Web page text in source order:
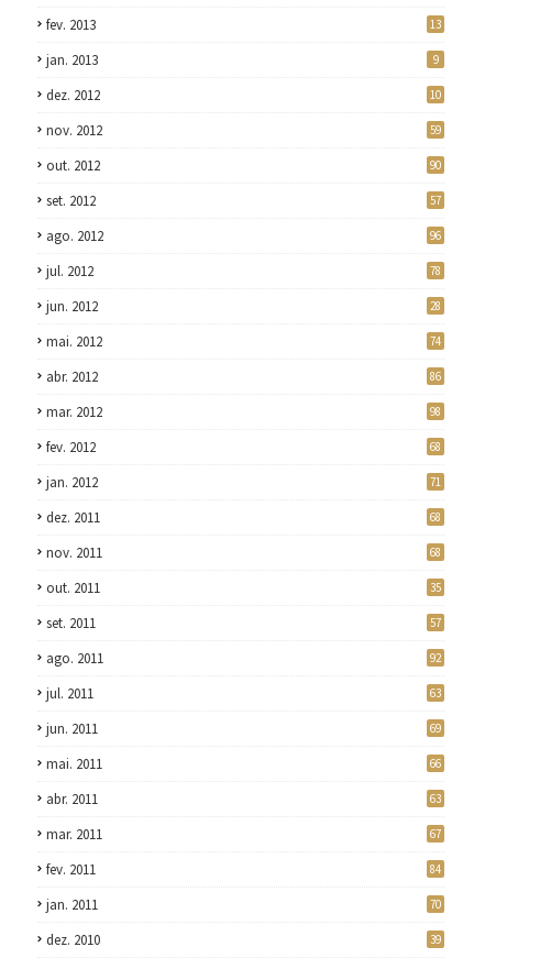
fev. 2013 13
jan. 2013 9
dez. 2012 10
nov. 2012 59
out. 2012 90
set. 2012 57
ago. 2012 96
jul. 2012 78
jun. 2012 28
mai. 2012 74
abr. 2012 86
mar. 2012 98
fev. 2012 68
jan. 2012 71
dez. 2011 68
nov. 2011 68
out. 2011 35
set. 2011 57
ago. 2011 92
jul. 2011 63
jun. 2011 69
mai. 2011 66
abr. 2011 63
mar. 2011 67
fev. 2011 84
jan. 2011 70
dez. 2010 39